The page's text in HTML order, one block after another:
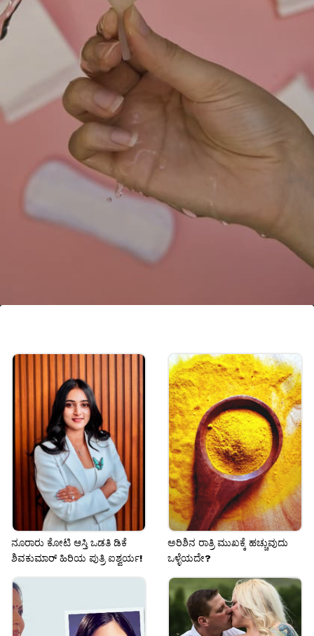
10 ವರ್ಷಗಳ ಕಾಲ ಬಳಕೆಗೆ ಬರುವ ಒಂದು ಮೆನ್‌ಸ್ಟ್ರುವಲ್
ಕಪ್ ಪರ್ಸ್ ಹಾಗೂ ಪರಿಸರ ಸ್ನೇಹಿ. ಯೋಗಾಭ್ಯಾಸ, ಈಜು,
ಕ್ರೀಡೆ ಯಾವುದೇ ಟೆನ್ಶನ್ ಇಲ್ಲದೆ ಭಾಗವಹಿಸಲು ಬೆಸ್ಟ್.
Image credits: others
ನೂರಾರು ಕೋಟಿ ಆಸ್ತಿ ಒಡತಿ ಡಿಕೆ
ಶಿವಕುಮಾರ್ ಹಿರಿಯ ಪುತ್ರಿ ಐಶ್ವರ್ಯ!
ಅರಿಶಿನ ರಾತ್ರಿ ಮುಖಕ್ಕೆ ಹಚ್ಚುವುದು
ಒಳ್ಳೆಯದೇ?